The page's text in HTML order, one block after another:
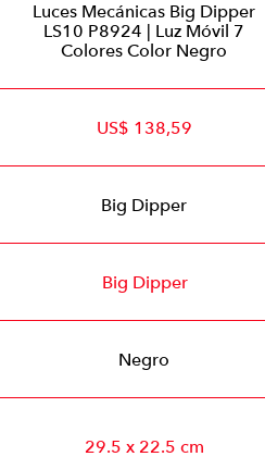
Luces Mecánicas Big Dipper
LS10 P8924 | Luz Móvil 7
Colores Color Negro
US$ 138,59
Big Dipper
Big Dipper
Negro
29.5 x 22.5 cm